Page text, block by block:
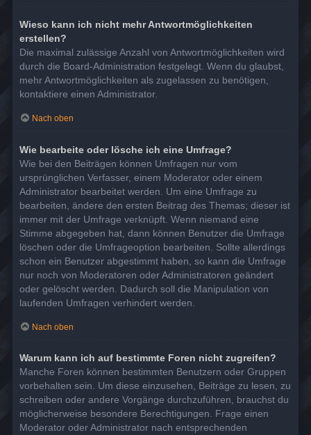
Wieso kann ich nicht mehr Antwortmöglichkeiten
erstellen?
Die maximal zulässige Anzahl von Antwortmöglichkeiten wird
durch die Board-Administration festgelegt. Wenn du glaubst,
mehr Antwortmöglichkeiten als zugelassen zu benötigen,
kontaktiere einen Administrator.
Nach oben
Wie bearbeite oder lösche ich eine Umfrage?
Wie bei den Beiträgen können Umfragen nur vom
ursprünglichen Verfasser, einem Moderator oder einem
Administrator bearbeitet werden. Um eine Umfrage zu
bearbeiten, ändere den ersten Beitrag des Themas; dieser ist
immer mit der Umfrage verknüpft. Wenn niemand eine
Stimme abgegeben hat, dann können Benutzer die Umfrage
löschen oder die Umfrageoption bearbeiten. Sollte allerdings
schon ein Benutzer abgestimmt haben, so kann die Umfrage
nur noch von Moderatoren oder Administratoren geändert
oder gelöscht werden. Dadurch soll die Manipulation von
laufenden Umfragen verhindert werden.
Nach oben
Warum kann ich auf bestimmte Foren nicht zugreifen?
Manche Foren können bestimmten Benutzern oder Gruppen
vorbehalten sein. Um diese einzusehen, Beiträge zu lesen, zu
schreiben oder andere Vorgänge durchzuführen, brauchst du
möglicherweise besondere Berechtigungen. Frage einen
Moderator oder Administrator nach entsprechenden